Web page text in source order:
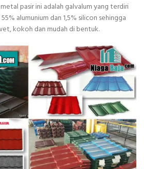
pasir ini adalah galvalum yang terdiri
alumunium dan 1,5% silicon sehingga
kokoh dan mudah di bentuk.